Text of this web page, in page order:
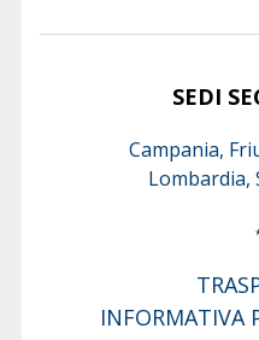
SEDI
Campania,
Lombardia,
INFORMATIVA